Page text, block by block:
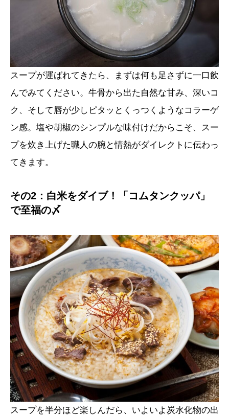
スープが運ばれてきたら、まずは何も足さずに一口飲
んでみてください。牛骨から出た自然な甘み、深いコ
ク、そして唇が少しピタッとくっつくようなコラーゲ
ン感。塩や胡椒のシンプルな味付けだからこそ、スー
プを炊き上げた職人の腕と情熱がダイレクトに伝わっ
てきます。
その2：白米をダイブ！「コムタンクッパ」
で至福の〆
スープを半分ほど楽しんだら、いよいよ炭水化物の出